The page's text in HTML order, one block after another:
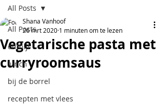
All Posts
ontbijt
lunch
bij de borrel
recepten met vlees
All Posts
Vegetarische pasta met
curryroomsaus
Shana Vanhoof
26 mrt 2020 1 minuten om te lezen